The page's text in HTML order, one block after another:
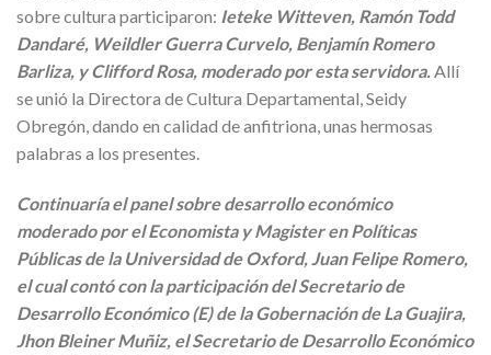
sobre cultura participaron: Ieteke Witteven, Ramón Todd
Dandaré, Weildler Guerra Curvelo, Benjamín Romero
Barliza, y Clifford Rosa, moderado por esta servidora.Allí
se unió la Directora de Cultura Departamental, Seidy
Obregón, dando en calidad de anfitriona, unas hermosas
palabras a los presentes.
Continuaría el panel sobre desarrollo económico
moderado por el Economista y Magister en Políticas
Públicas de la Universidad de Oxford, Juan Felipe Romero,
el cual contó con la participación del Secretario de
Desarrollo Económico (E) de la Gobernación de La Guajira,
Jhon Bleiner Muñiz, el Secretario de Desarrollo Económico